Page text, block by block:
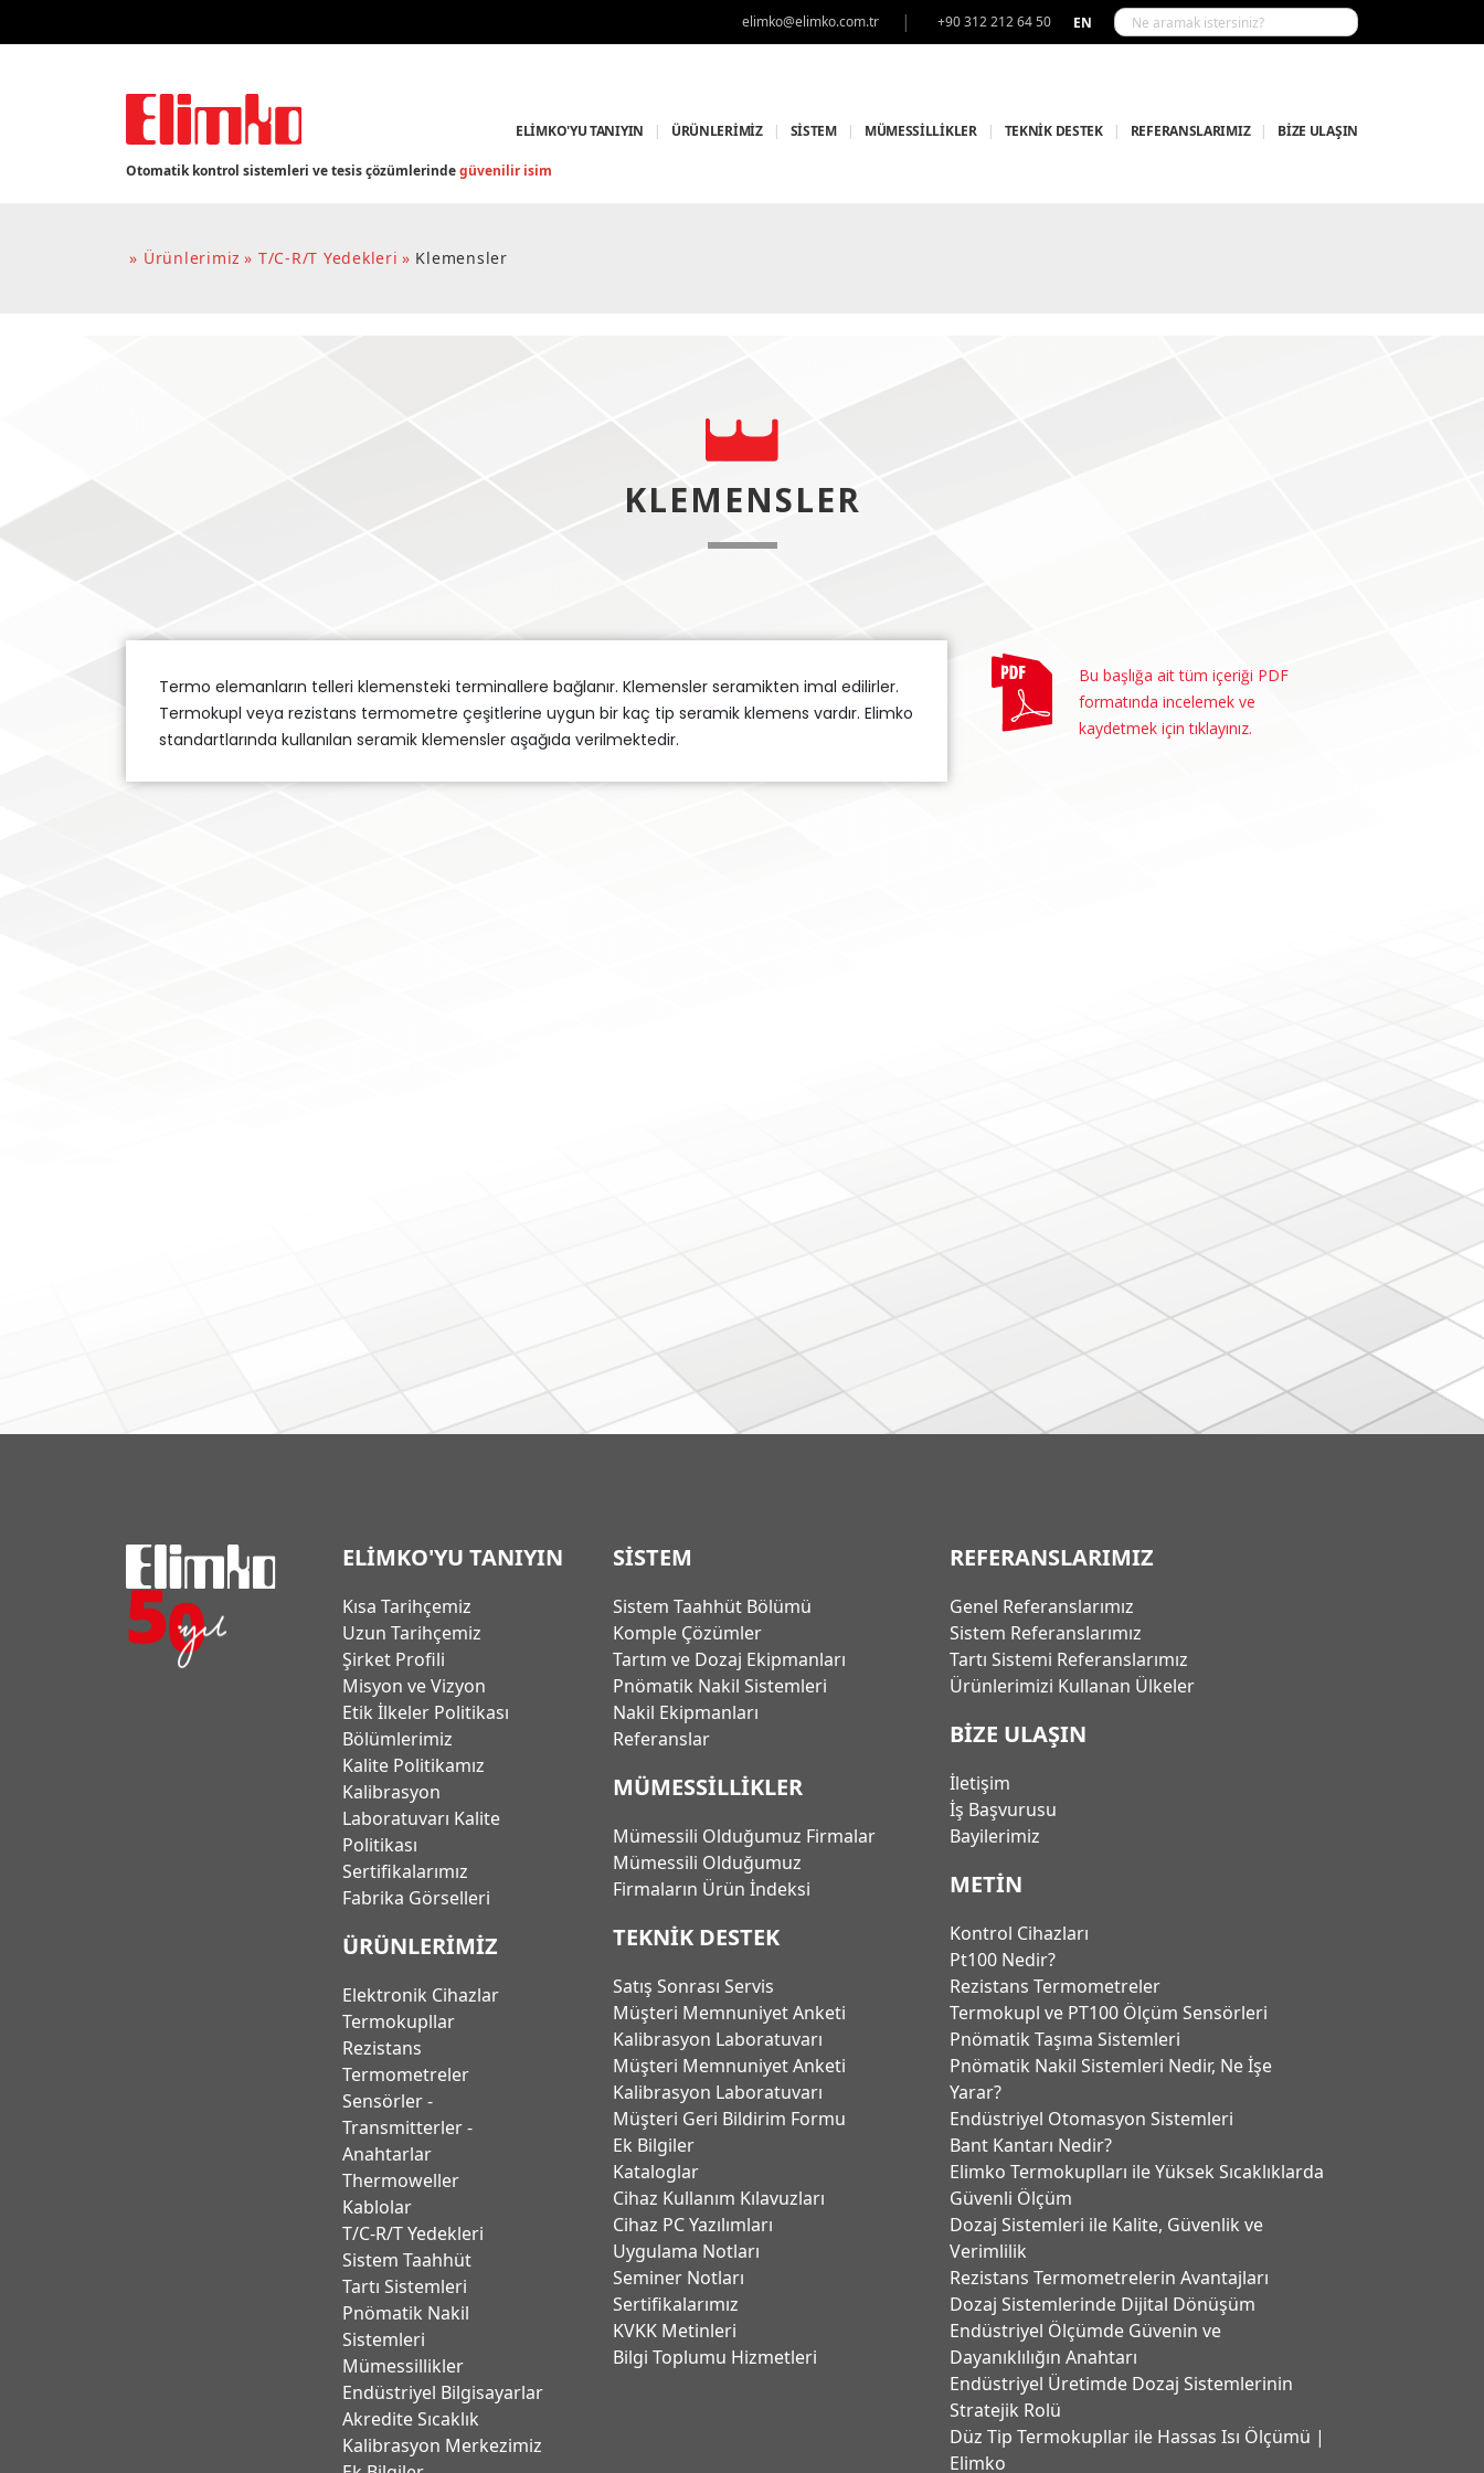
EN
elimko@elimko.com.tr | +90 312 212 64 50
ELİMKO'YU TANIYIN | ÜRÜNLERİMİZ | SİSTEM | MÜMESSİLLİKLER | TEKNİK DESTEK | REFERANSLARIMIZ | BİZE ULAŞIN
Otomatik kontrol sistemleri ve tesis çözümlerindegüvenilir isim
Ürünlerimiz T/c-R/t Yedekleri Klemensler
KLEMENSLER
Termo elemanların telleri klemensteki terminallere bağlanır. Klemensler seramikten imal edilirler.
Termokupl veya rezistans termometre çeşitlerine uygun bir kaç tip seramik klemens vardır. Elimko
standartlarında kullanılan seramik klemensler aşağıda verilmektedir.
Bu başlığa ait tüm içeriği PDF
formatında incelemek ve
kaydetmek için tıklayınız.
ELİMKO'YU TANIYIN
Kısa Tarihçemiz
Uzun Tarihçemiz
Şirket Profili
Misyon ve Vizyon
Etik İlkeler Politikası
Bölümlerimiz
Kalite Politikamız
Kalibrasyon
Laboratuvarı Kalite
Politikası
Sertifikalarımız
Fabrika Görselleri
ÜRÜNLERİMİZ
Elektronik Cihazlar
Termokupllar
Rezistans
Termometreler
Sensörler -
Transmitterler -
Anahtarlar
Thermoweller
Kablolar
T/C-R/T Yedekleri
Sistem Taahhüt
Tartı Sistemleri
Pnömatik Nakil
Sistemleri
Mümessillikler
Endüstriyel Bilgisayarlar
Akredite Sıcaklık
Kalibrasyon Merkezimiz
SİSTEM
Sistem Taahhüt Bölümü
Komple Çözümler
Tartım ve Dozaj Ekipmanları
Pnömatik Nakil Sistemleri
Nakil Ekipmanları
Referanslar
MÜMESSİLLİKLER
Mümessili Olduğumuz Firmalar
Mümessili Olduğumuz
Firmaların Ürün İndeksi
TEKNİK DESTEK
Satış Sonrası Servis
Müşteri Memnuniyet Anketi
Kalibrasyon Laboratuvarı
Müşteri Memnuniyet Anketi
Kalibrasyon Laboratuvarı
Müşteri Geri Bildirim Formu
Ek Bilgiler
Kataloglar
Cihaz Kullanım Kılavuzları
Cihaz PC Yazılımları
Uygulama Notları
Seminer Notları
Sertifikalarımız
KVKK Metinleri
Bilgi Toplumu Hizmetleri
REFERANSLARIMIZ
Genel Referanslarımız
Sistem Referanslarımız
Tartı Sistemi Referanslarımız
Ürünlerimizi Kullanan Ülkeler
BİZE ULAŞIN
İletişim
İş Başvurusu
Bayilerimiz
METIN
Kontrol Cihazları
Pt100 Nedir?
Rezistans Termometreler
Termokupl ve PT100 Ölçüm Sensörleri
Pnömatik Taşıma Sistemleri
Pnömatik Nakil Sistemleri Nedir, Ne İşe
Yarar?
Endüstriyel Otomasyon Sistemleri
Bant Kantarı Nedir?
Elimko Termokuplları ile Yüksek Sıcaklıklarda
Güvenli Ölçüm
Dozaj Sistemleri ile Kalite, Güvenlik ve
Verimlilik
Rezistans Termometrelerin Avantajları
Dozaj Sistemlerinde Dijital Dönüşüm
Endüstriyel Ölçümde Güvenin ve
Dayanıklılığın Anahtarı
Endüstriyel Üretimde Dozaj Sistemlerinin
Stratejik Rolü
Düz Tip Termokupllar ile Hassas Isı Ölçümü |
Elimko